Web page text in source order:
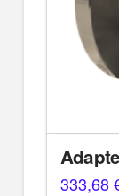
333,68